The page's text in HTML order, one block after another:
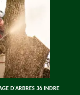
D'ARBRES 36 INDRE